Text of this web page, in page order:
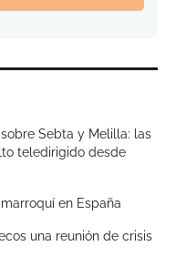
Sebta y Melilla: las
teledirigido desde
en España
una reunión de crisis